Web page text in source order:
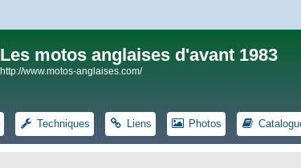
Les motos anglaises d'avant 1983
http://www.motos-anglaises.com/
Techniques Liens Photos